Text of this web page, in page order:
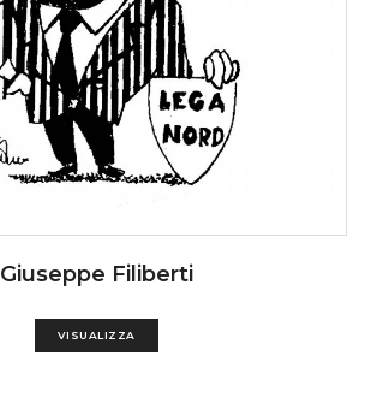
Giuseppe Filiberti
VISUALIZZA